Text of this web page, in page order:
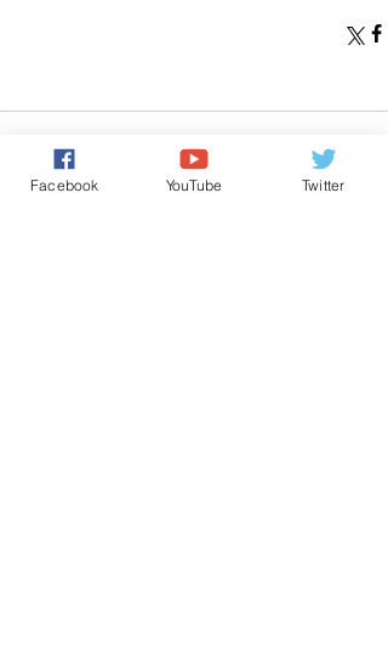
تعليقات 0.0/ 5 (0)
Facebook YouTube Twitter